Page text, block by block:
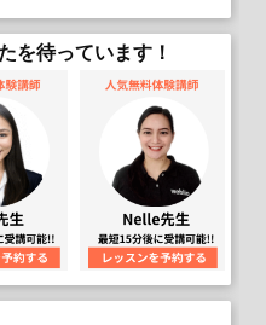
を待っています！